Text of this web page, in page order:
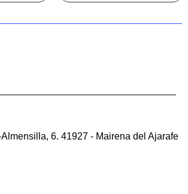
6. 41927 - Mairena del Ajarafe